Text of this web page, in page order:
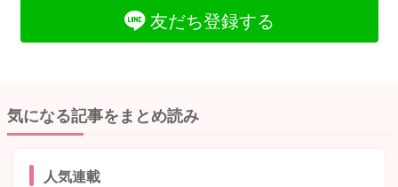
友だち登録する
気になる記事をまとめ読み
人気連載